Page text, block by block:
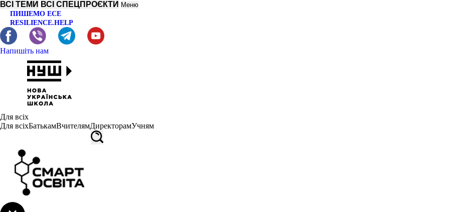
ВСІ ТЕМИ ВСІ СПЕЦПРОЄКТИ Меню
ПИШЕМО ЕСЕ
RESILIENCE.HELP
Напишіть нам
Для всіх
Для всіхБатькамВчителямДиректорамУчням